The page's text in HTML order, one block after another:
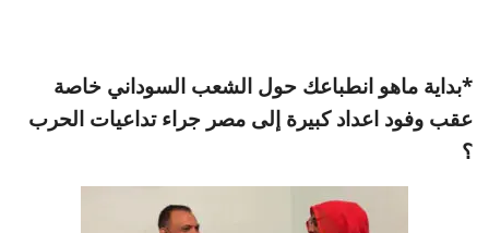
*بداية ماهو انطباعك حول الشعب السوداني خاصة
عقب وفود اعداد كبيرة إلى مصر جراء تداعيات الحرب
؟